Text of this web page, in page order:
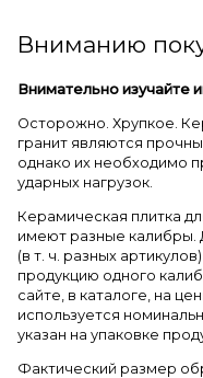
Вниманию
Внимательно изучайте
Осторожно. Хрупкое.
гранит являются
однако их необходимо
ударных нагрузок.
Керамическая плитка
имеют разные калибры.
(в т. ч. разных
продукцию одного
сайте, в каталоге, на
используется
указан на упаковке
Фактический размер